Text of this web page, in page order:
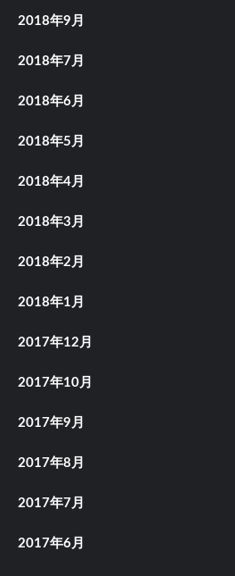
2018年9月
2018年7月
2018年6月
2018年5月
2018年4月
2018年3月
2018年2月
2018年1月
2017年12月
2017年10月
2017年9月
2017年8月
2017年7月
2017年6月